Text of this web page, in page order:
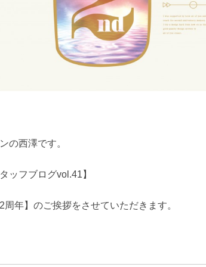
の西澤です。
ッフブログvol.41】
年】のご挨拶をさせていただきます。